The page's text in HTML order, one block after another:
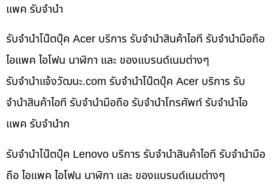
แพค รับจำนำ
รับจำนำโน๊ตบุ๊ค Acer บริการ รับจำนำสินค้าไอที รับจำนำมือถือ
ไอแพค ไอโฟน นาฬิกา และ ของแบรนด์เนมต่างๆ
รับจํานําแจ้งวัฒนะ.com รับจำนำโน๊ตบุ๊ค Acer บริการ รับ
จำนำสินค้าไอที รับจำนำมือถือ รับจำนำโทรศัพท์ รับจำนำไอ
แพค รับจำนำก
รับจำนำโน๊ตบุ๊ค Lenovo บริการ รับจำนำสินค้าไอที รับจำนำมือ
ถือ ไอแพค ไอโฟน นาฬิกา และ ของแบรนด์เนมต่างๆ